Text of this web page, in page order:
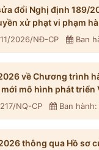
đổi Nghị định 189/
xử phạt vi phạm
2026/NĐ-CP Ban
về Chương trình
mô hình phát triển
NQ-CP Ban
thông qua Hồ sơ